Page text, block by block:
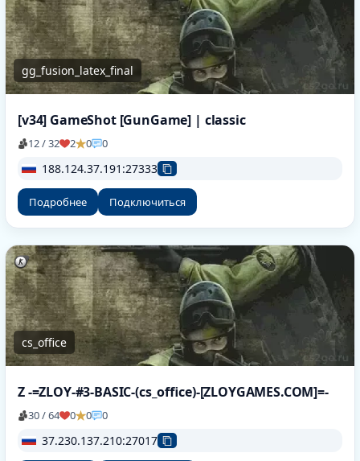
gg_fusion_latex_final
[v34] GameShot [GunGame] | classic
12 / 32 2 0 0
188.124.37.191:27333
Подробнее Подключиться
cs_office
Z -=ZLOY-#3-BASIC-(cs_office)-[ZLOYGAMES.COM]=-
30 / 64 0 0 0
37.230.137.210:27017